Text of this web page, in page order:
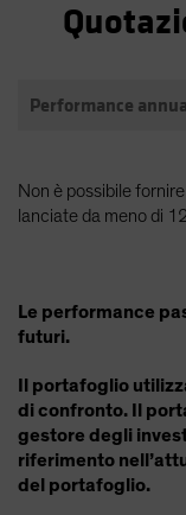
Performance
Non è possibile
lanciate da meno di
Le performance
futuri.
Il portafoglio
di confronto. Il
gestore degli
riferimento
del portafoglio.